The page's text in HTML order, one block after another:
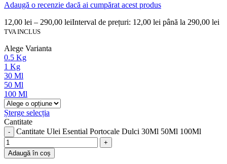
Adaugă o recenzie dacă ai cumpărat acest produs
12,00 lei – 290,00 leiInterval de prețuri: 12,00 lei până la 290,00 lei
TVA INCLUS
Alege Varianta
0.5 Kg
1 Kg
30 Ml
50 Ml
100 Ml
Șterge selecția
Cantitate
Cantitate Ulei Esential Portocale Dulci 30Ml 50Ml 100Ml
Adaugă în coș